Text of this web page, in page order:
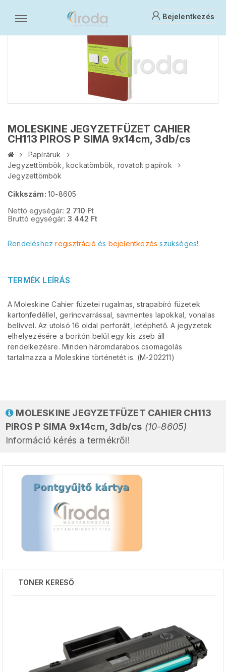
Bejelentkezés
MOLESKINE JEGYZETFÜZET CAHIER
CH113 PIROS P SIMA 9x14cm, 3db/cs
Papíráruk
Jegyzettömbök, kockatömbök, rovatolt papírok
Jegyzettömbök
Cikkszám: 10-8605
Nettó egységár: 2 710 Ft
Bruttó egységár: 3 442 Ft
Rendeléshezregisztráció és bejelentkezés szükséges!
TERMÉK LEÍRÁS
A Moleskine Cahier füzetei rugalmas, strapabíró füzetek
kartonfedéllel, gerincvarrással, savmentes lapokkal, vonalas
belívvel. Az utolsó 16 oldal perforált, letéphető. A jegyzetek
elhelyezésére a borítón belül egy kis zseb áll
rendelkezésre. Minden háromdarabos csomagolás
tartalmazza a Moleskine történetét is. (M-202211)
MOLESKINE JEGYZETFÜZET CAHIER CH113
PIROS P SIMA 9x14cm, 3db/cs (10-8605)
Információ kérés a termékről!
TONER KERESŐ